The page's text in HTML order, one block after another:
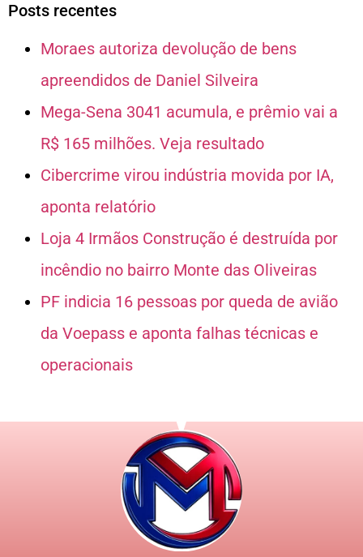
Posts recentes
Moraes autoriza devolução de bens
apreendidos de Daniel Silveira
Mega-Sena 3041 acumula, e prêmio vai a
R$ 165 milhões. Veja resultado
Cibercrime virou indústria movida por IA,
aponta relatório
Loja 4 Irmãos Construção é destruída por
incêndio no bairro Monte das Oliveiras
PF indicia 16 pessoas por queda de avião
da Voepass e aponta falhas técnicas e
operacionais